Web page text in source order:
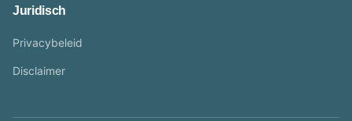
Juridisch
Privacybeleid
Disclaimer